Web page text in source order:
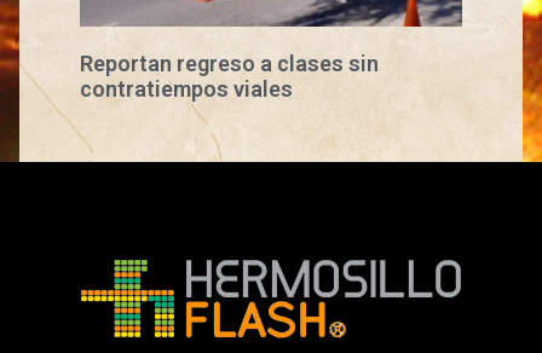
Reportan regreso a clases sin
contratiempos viales